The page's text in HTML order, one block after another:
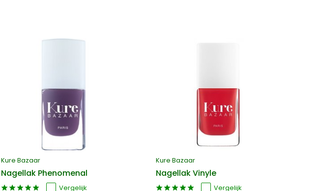
Kure Bazaar
Nagellak Phenomenal
Vergelijk
Kure Bazaar
Nagellak Vinyle
Vergelijk